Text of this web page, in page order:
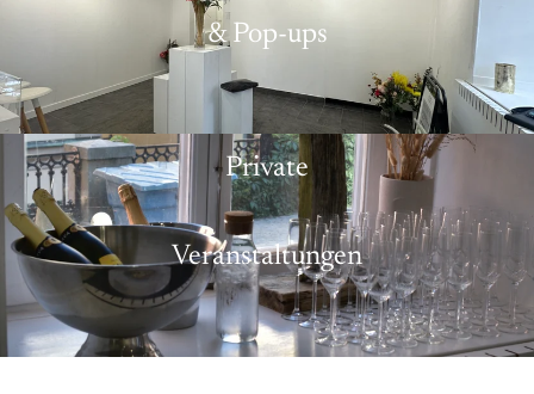
& Pop-ups
Private
Veranstaltungen